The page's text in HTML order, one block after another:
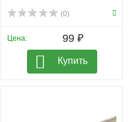
(0)
Цена: 99 ₽
Купить